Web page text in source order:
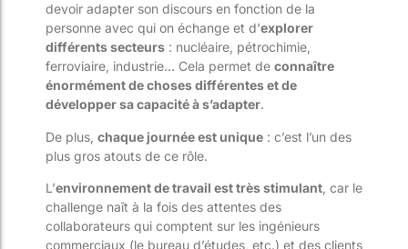
devoir adapter son discours en fonction de la
personne avec qui on échange et d’explorer
différents secteurs : nucléaire, pétrochimie,
ferroviaire, industrie… Cela permet de connaître
énormément de choses différentes et de
développer sa capacité à s’adapter.
De plus, chaque journée est unique : c’est l’un des
plus gros atouts de ce rôle.
L’environnement de travail est très stimulant , car le
challenge naît à la fois des attentes des
collaborateurs qui comptent sur les ingénieurs
commerciaux (le bureau d’études, etc.) et des clients